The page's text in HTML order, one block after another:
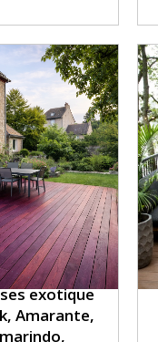
exotique
Amarante,